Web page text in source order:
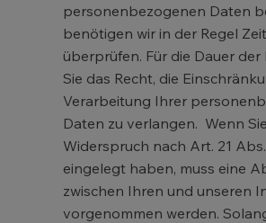
personenbezogenen Daten
benötigen wir in der Regel
überprüfen. Für die Dauer
Sie das Recht, die
Verarbeitung Ihrer
Daten zu verlangen. Wenn
Widerspruch nach Art. 21
eingelegt haben, muss eine
zwischen Ihren und unseren
vorgenommen werden.